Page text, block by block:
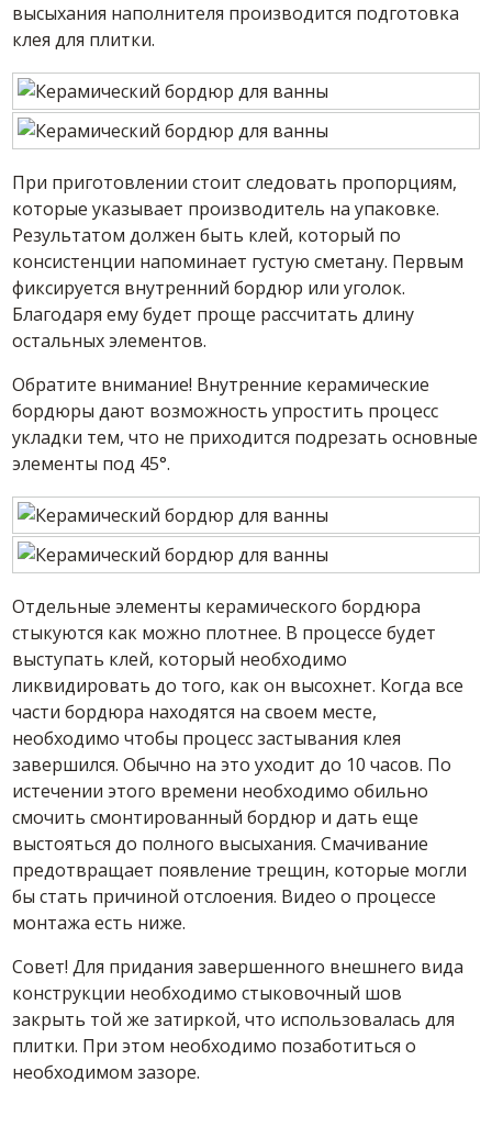
высыхания наполнителя производится подготовка
клея для плитки.
При приготовлении стоит следовать пропорциям,
которые указывает производитель на упаковке.
Результатом должен быть клей, который по
консистенции напоминает густую сметану. Первым
фиксируется внутренний бордюр или уголок.
Благодаря ему будет проще рассчитать длину
остальных элементов.
Обратите внимание! Внутренние керамические
бордюры дают возможность упростить процесс
укладки тем, что не приходится подрезать основные
элементы под 45°.
Отдельные элементы керамического бордюра
стыкуются как можно плотнее. В процессе будет
выступать клей, который необходимо
ликвидировать до того, как он высохнет. Когда все
части бордюра находятся на своем месте,
необходимо чтобы процесс застывания клея
завершился. Обычно на это уходит до 10 часов. По
истечении этого времени необходимо обильно
смочить смонтированный бордюр и дать еще
выстояться до полного высыхания. Смачивание
предотвращает появление трещин, которые могли
бы стать причиной отслоения. Видео о процессе
монтажа есть ниже.
Совет! Для придания завершенного внешнего вида
конструкции необходимо стыковочный шов
закрыть той же затиркой, что использовалась для
плитки. При этом необходимо позаботиться о
необходимом зазоре.